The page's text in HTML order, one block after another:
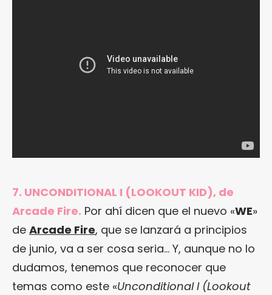
7. UNCONDITIONAL I (LOOKOUT KID), de
Arcade Fire. Por ahí dicen que el nuevo «WE»
de Arcade Fire, que se lanzará a principios
de junio, va a ser cosa seria… Y, aunque no lo
dudamos, tenemos que reconocer que
temas como este «Unconditional I (Lookout